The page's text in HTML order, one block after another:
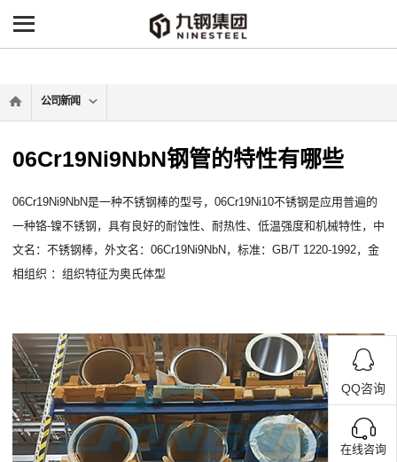
-->
公司新闻
06Cr19Ni9NbN钢管的特性有哪些
06Cr19Ni9NbN是一种不锈钢棒的型号，06Cr19Ni10不锈钢是应用普遍的
一种铬-镍不锈钢，具有良好的耐蚀性、耐热性、低温强度和机械特性，中
文名：不锈钢棒，外文名：06Cr19Ni9NbN，标准：GB/T 1220-1992，金
相组织 ：组织特征为奥氏体型
QQ咨询
在线咨询